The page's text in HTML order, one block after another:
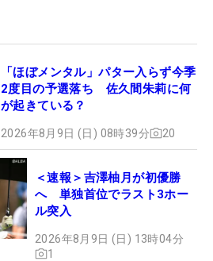
「ほぼメンタル」パター入らず今季
2度目の予選落ち 佐久間朱莉に何
が起きている？
2026年8月9日 (日) 08時39分 20
＜速報＞吉澤柚月が初優勝
へ 単独首位でラスト3ホー
ル突入
2026年8月9日 (日) 13時04分
1